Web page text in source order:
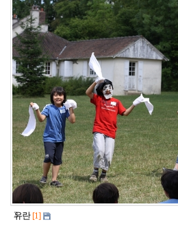
3
유란 [1]